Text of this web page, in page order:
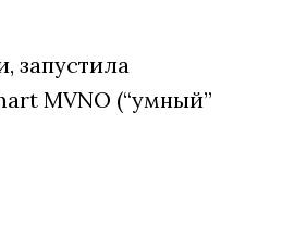
запустила
MVNO (“умный”